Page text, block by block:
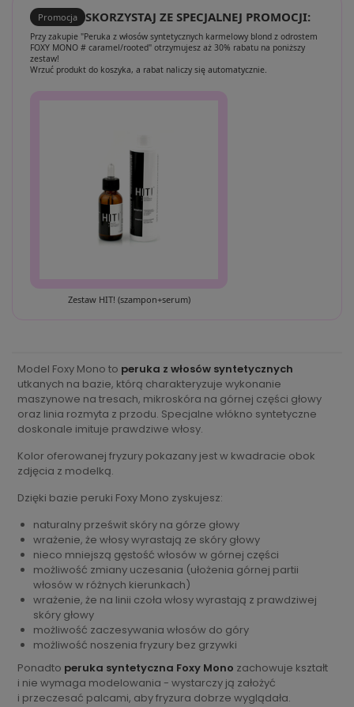
Promocja SKORZYSTAJ ZE SPECJALNEJ PROMOCJI:
Przy zakupie "Peruka z włosów syntetycznych karmelowy blond z odrostem
FOXY MONO # caramel/rooted" otrzymujesz aż 30% rabatu na poniższy
zestaw!
Wrzuć produkt do koszyka, a rabat naliczy się automatycznie.
Zestaw HIT! (szampon+serum)
Model Foxy Mono to peruka z włosów syntetycznych
utkanych na bazie, którą charakteryzuje wykonanie
maszynowe na tresach, mikroskóra na górnej części głowy
oraz linia rozmyta z przodu. Specjalne włókno syntetyczne
doskonale imituje prawdziwe włosy.
Kolor oferowanej fryzury pokazany jest w kwadracie obok
zdjęcia z modelką.
Dzięki bazie peruki Foxy Mono zyskujesz:
naturalny prześwit skóry na górze głowy
wrażenie, że włosy wyrastają ze skóry głowy
nieco mniejszą gęstość włosów w górnej części
możliwość zmiany uczesania (ułożenia górnej partii
włosów w różnych kierunkach)
wrażenie, że na linii czoła włosy wyrastają z prawdziwej
skóry głowy
możliwość zaczesywania włosów do góry
możliwość noszenia fryzury bez grzywki
Ponadto peruka syntetyczna Foxy Mono zachowuje kształt
i nie wymaga modelowania - wystarczy ją założyć
i przeczesać palcami, aby fryzura dobrze wyglądała.